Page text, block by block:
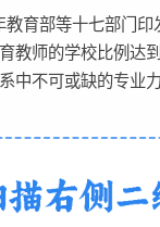
育部等十七部门
育教师的学校比例
中不可或缺的专业力